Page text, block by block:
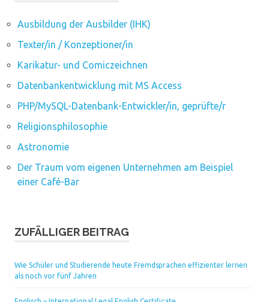
Ausbildung der Ausbilder (IHK)
Texter/in / Konzeptioner/in
Karikatur- und Comiczeichnen
Datenbankentwicklung mit MS Access
PHP/MySQL-Datenbank-Entwickler/in, geprüfte/r
Religionsphilosophie
Astronomie
Der Traum vom eigenen Unternehmen am Beispiel
einer Café-Bar
ZUFÄLLIGER BEITRAG
Wie Schüler und Studierende heute Fremdsprachen effizienter lernen
als noch vor fünf Jahren